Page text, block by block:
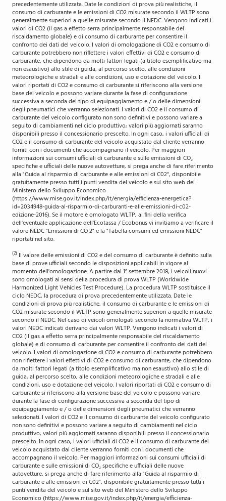
precedentemente utilizzata. Date le condizioni di prova più realistiche, il
consumo di carburante e le emissioni di CO2 misurate secondo il WLTP sono
generalmente superiori a quelle misurate secondo il NEDC. Vengono indicati i
valori di CO2 (il gas a effetto serra principalmente responsabile del
riscaldamento globale) e di consumo di carburante per consentire il
confronto dei dati del veicolo. I valori di omologazione di CO2 e consumo di
carburante potrebbero non riflettere i valori effettivi di CO2 e consumo di
carburante, che dipendono da molti fattori legati (a titolo esemplificativo ma
non esaustivo) allo stile di guida, al percorso scelto, alle condizioni
meteorologiche e stradali e alle condizioni, uso e dotazione del veicolo. I
valori riportati di CO2 e consumo di carburante si riferiscono alla versione
base del veicolo e possono variare durante la fase di configurazione
successiva a seconda del tipo di equipaggiamento e / o delle dimensioni
degli pneumatici che verranno selezionati. I valori di CO2 e il consumo di
carburante del veicolo configurato non sono definitivi e possono variare a
seguito di cambiamenti nel ciclo produttivo; valori più aggiornati saranno
disponibili presso il concessionario prescelto. In ogni caso, i valori ufficiali di
CO2 e il consumo di carburante del veicolo acquistato dal cliente verranno
forniti con i documenti che accompagnano il veicolo. Per maggiori
informazioni sui consumi ufficiali di carburante e sulle emissioni di CO₂
specifiche e ufficiali delle nuove autovetture, si prega anche di fare riferimento
alla "Guida al risparmio di carburante e alle emissioni di C02", disponibile
gratuitamente presso tutti i punti vendita del veicolo e sul sito web del
Ministero dello Sviluppo Economico
(https://www.mise.gov.it/index.php/it/energia/efficienza-energetica?
id=2034948-guida-al-risparmio-di-carburanti-e-alle-emissioni-di-c02-
edizione-2016). Se il motore è omologato WLTP, ai fini della verifica
dell'eventuale applicazione dell'Ecotassa / Ecobonus vi invitiamo a verificare il
valore NEDC "Emissioni di CO 2" e la "Tabella consumi ed emissioni NEDC"
riportati nel sito.
(2) Il valore delle emissioni di CO2 e del consumo di carburante è definito sulla
base di prove ufficiali secondo le disposizioni applicabili in vigore al
momento dell'omologazione. A partire dal 1° settembre 2018, i veicoli nuovi
sono omologati ai sensi della procedura di prova WLTP (Worldwide
Harmonized Light Vehicles Test Procedure). La procedura WLTP sostituisce il
ciclo NEDC, la procedura di prova precedentemente utilizzata. Date le
condizioni di prova più realistiche, il consumo di carburante e le emissioni di
CO2 misurate secondo il WLTP sono generalmente superiori a quelle misurate
secondo il NEDC. Nel caso di veicoli omologati secondo la normativa WLTP, i
valori NEDC indicati derivano dai valori WLTP. Vengono indicati i valori di
CO2 (il gas a effetto serra principalmente responsabile del riscaldamento
globale) e di consumo di carburante per consentire il confronto dei dati del
veicolo. I valori di omologazione di CO2 e consumo di carburante potrebbero
non riflettere i valori effettivi di CO2 e consumo di carburante, che dipendono
da molti fattori legati (a titolo esemplificativo ma non esaustivo) allo stile di
guida, al percorso scelto, alle condizioni meteorologiche e stradali e alle
condizioni, uso e dotazione del veicolo. I valori riportati di CO2 e consumo di
carburante si riferiscono alla versione base del veicolo e possono variare
durante la fase di configurazione successiva a seconda del tipo di
equipaggiamento e / o delle dimensioni degli pneumatici che verranno
selezionati. I valori di CO2 e il consumo di carburante del veicolo configurato
non sono definitivi e possono variare a seguito di cambiamenti nel ciclo
produttivo; valori più aggiornati saranno disponibili presso il concessionario
prescelto. In ogni caso, i valori ufficiali di CO2 e il consumo di carburante del
veicolo acquistato dal cliente verranno forniti con i documenti che
accompagnano il veicolo. Per maggiori informazioni sui consumi ufficiali di
carburante e sulle emissioni di CO₂ specifiche e ufficiali delle nuove
autovetture, si prega anche di fare riferimento alla "Guida al risparmio di
carburante e alle emissioni di C02", disponibile gratuitamente presso tutti i
punti vendita del veicolo e sul sito web del Ministero dello Sviluppo
Economico (https://www.mise.gov.it/index.php/it/energia/efficienza-